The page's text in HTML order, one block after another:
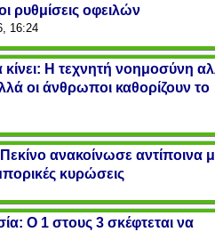
ρυθμίσεις οφειλών
16:24
κίνει: Η τεχνητή νοημοσύνη
οι άνθρωποι καθορίζουν το
ανακοίνωσε αντίποινα
κυρώσεις
Ο 1 στους 3 σκέφτεται να